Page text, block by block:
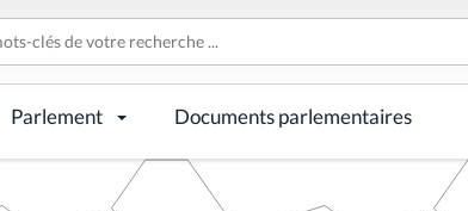
Parlement Documents parlementaires